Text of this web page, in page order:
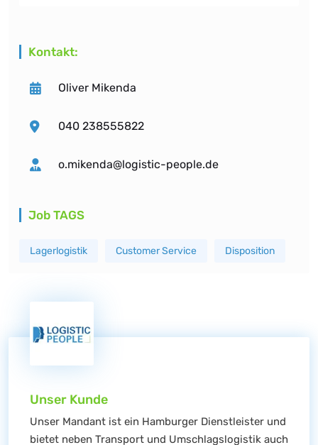
Kontakt:
Oliver Mikenda
040 238555822
o.mikenda@logistic-people.de
Job TAGS
Lagerlogistik Customer Service Disposition
Unser Kunde
Unser Mandant ist ein Hamburger Dienstleister und
bietet neben Transport und Umschlagslogistik auch